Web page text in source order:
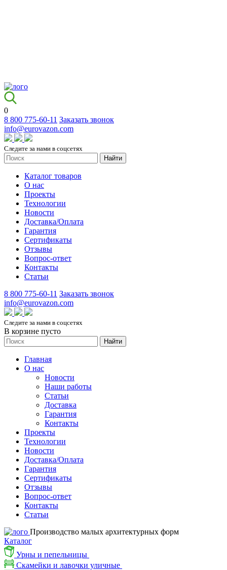
0
8 800 775-60-11 Заказать звонок
info@eurovazon.com
Следите за нами в соцсетях
Найти
Каталог товаров
О нас
Проекты
Технологии
Новости
Доставка/Оплата
Гарантия
Сертификаты
Отзывы
Вопрос-ответ
Контакты
Статьи
8 800 775-60-11 Заказать звонок
info@eurovazon.com
Следите за нами в соцсетях
В корзине пусто
Найти
Главная
О нас
Новости
Наши работы
Статьи
Доставка
Гарантия
Контакты
Проекты
Технологии
Новости
Доставка/Оплата
Гарантия
Сертификаты
Отзывы
Вопрос-ответ
Контакты
Статьи
Производство малых архитектурных форм
Каталог
Урны и пепельницы
Скамейки и лавочки уличные